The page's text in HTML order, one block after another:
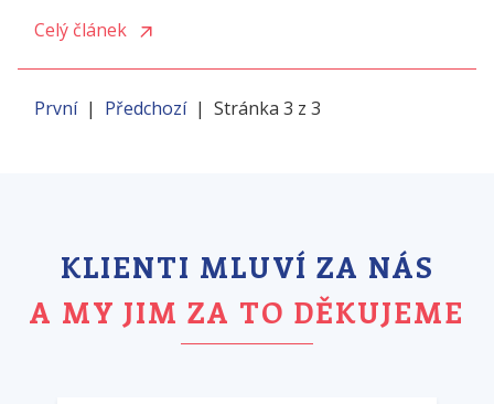
zakládáte s.r.o. ve dvou a více lidech? A jaké jsou
možnosti, kdyby podnikání neklapalo?
Celý článek
První| Předchozí| Stránka 3 z 3
KLIENTI MLUVÍ ZA NÁS
A MY JIM ZA TO DĚKUJEME